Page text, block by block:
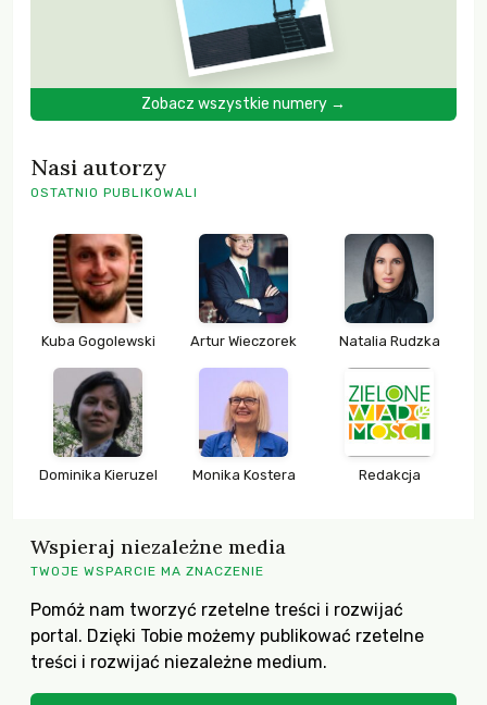
Zobacz wszystkie numery →
Nasi autorzy
OSTATNIO PUBLIKOWALI
Kuba Gogolewski Artur Wieczorek Natalia Rudzka
Dominika Kieruzel Monika Kostera Redakcja
Wspieraj niezależne media
TWOJE WSPARCIE MA ZNACZENIE
Pomóż nam tworzyć rzetelne treści i rozwijać
portal. Dzięki Tobie możemy publikować rzetelne
treści i rozwijać niezależne medium.